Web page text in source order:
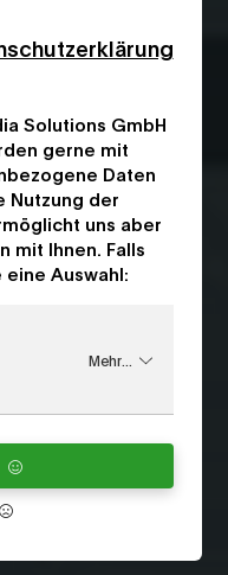
Solutions GmbH
gerne mit
Daten
Nutzung der
uns aber
mit Ihnen. Falls
Auswahl:
Mehr...